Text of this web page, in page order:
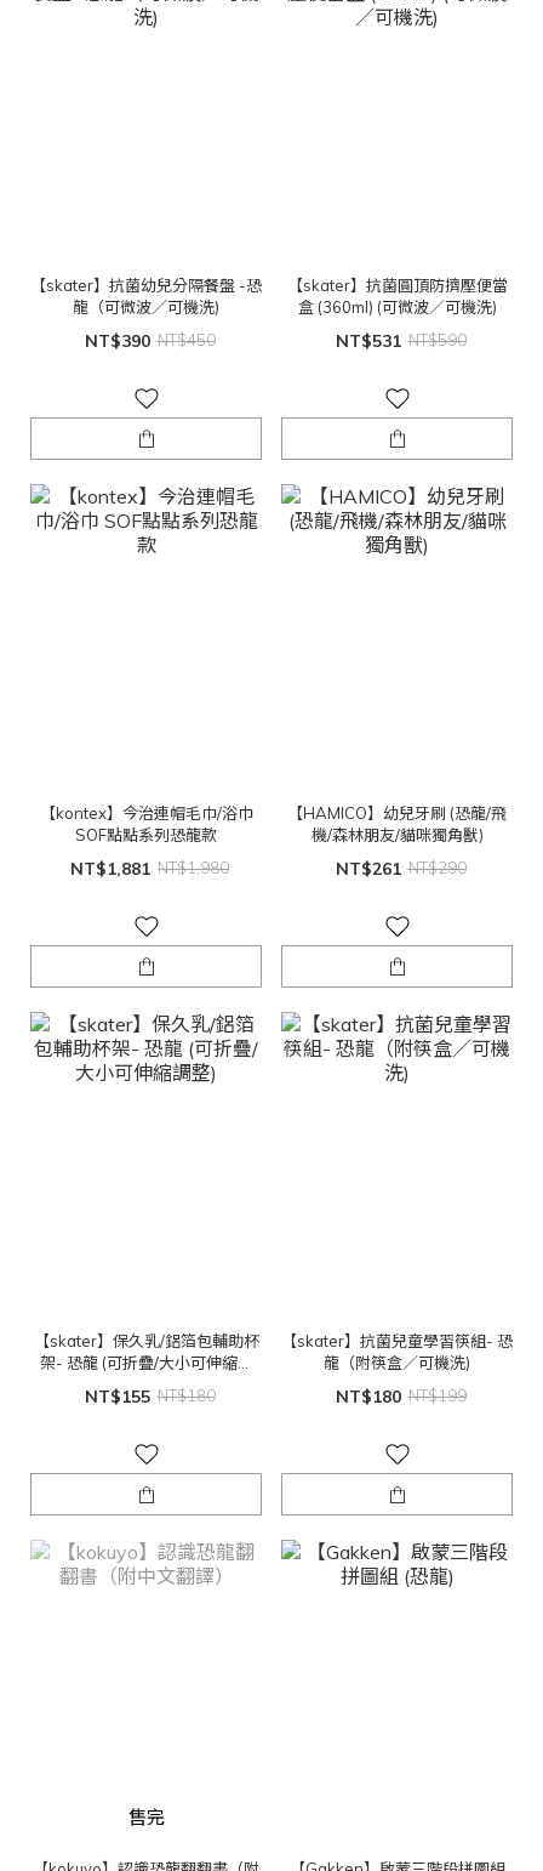
【skater】抗菌幼兒分隔餐盤 -恐
龍（可微波／可機洗)
NT$390 NT$450
【skater】抗菌圓頂防擠壓便當
盒 (360ml) (可微波／可機洗)
NT$531 NT$590
【kontex】今治連帽毛巾/浴巾
SOF點點系列恐龍款
NT$1,881 NT$1,980
【HAMICO】幼兒牙刷 (恐龍/飛
機/森林朋友/貓咪獨角獸)
NT$261 NT$290
【skater】保久乳/鋁箔包輔助杯
架- 恐龍 (可折疊/大小可伸縮調
NT$155 NT$180
【skater】抗菌兒童學習筷組- 恐
龍（附筷盒／可機洗)
NT$180 NT$199
售完